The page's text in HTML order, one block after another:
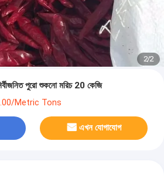
2/2
পুরো শুকনো মরিচ 20 কেজি
Metric Tons
এখন যোগাযোগ